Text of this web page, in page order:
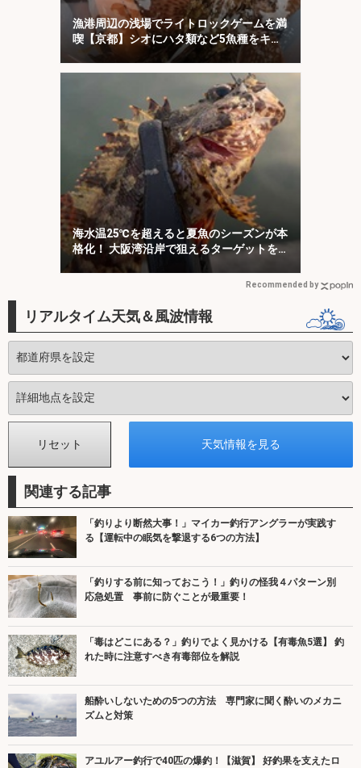
漁港周辺の浅場でライトロックゲームを満
喫【京都】シオにハタ類など5魚種をキャ
ッチ！
海水温25℃を超えると夏魚のシーズンが本
格化！ 大阪湾沿岸で狙えるターゲットを
紹介
Recommended by
リアルタイム天気＆風波情報
関連する記事
「釣りより断然大事！」マイカー釣行アングラーが実践す
る【運転中の眠気を撃退する6つの方法】
「釣りする前に知っておこう！」釣りの怪我４パターン別
応急処置 事前に防ぐことが最重要！
「毒はどこにある？」釣りでよく見かける【有毒魚5選】 釣
れた時に注意すべき有毒部位を解説
船酔いしないための5つの方法 専門家に聞く酔いのメカニ
ズムと対策
アユルアー釣行で40匹の爆釣！【滋賀】 好釣果を支えたロ